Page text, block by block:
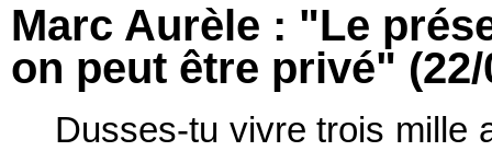
Marc Aurèle : "Le
on peut être privé"
Dusses-tu vivre trois mille